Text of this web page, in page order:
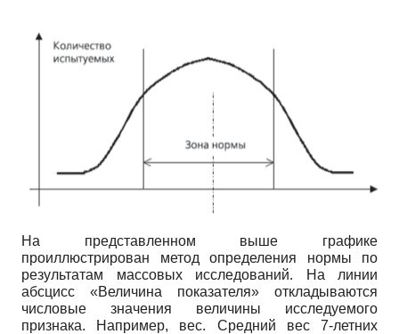
На представленном выше графике
проиллюстрирован метод определения нормы по
результатам массовых исследований. На линии
абсцисс «Величина показателя» откладываются
числовые значения величины исследуемого
признака. Например, вес. Средний вес 7-летних